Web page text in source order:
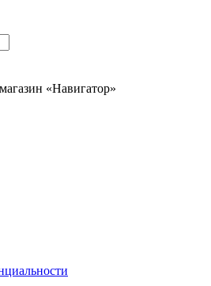
«Навигатор»